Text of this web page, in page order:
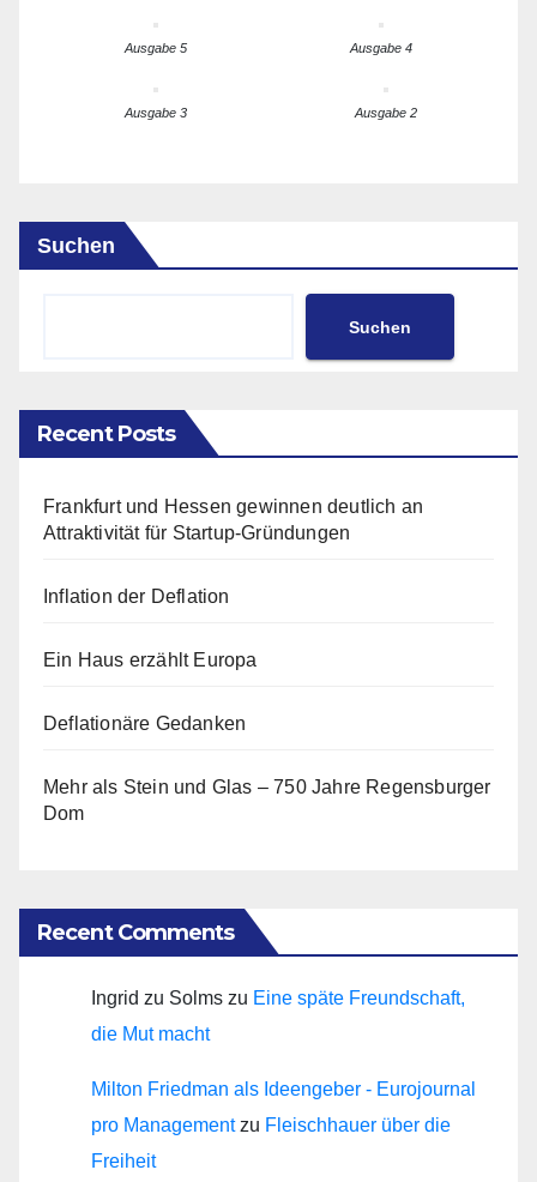
Ausgabe 5 Ausgabe 4
Ausgabe 3 Ausgabe 2
Suchen
Suchen
Recent Posts
Frankfurt und Hessen gewinnen deutlich an
Attraktivität für Startup-Gründungen
Inflation der Deflation
Ein Haus erzählt Europa
Deflationäre Gedanken
Mehr als Stein und Glas – 750 Jahre Regensburger
Dom
Recent Comments
Ingrid zu Solms zu Eine späte Freundschaft,
die Mut macht
Milton Friedman als Ideengeber - Eurojournal
pro Managementzu Fleischhauer über die
Freiheit